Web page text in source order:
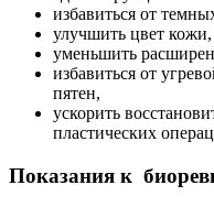
избавиться от
улучшить цвет кожи,
уменьшить
избавиться от
пятен,
ускорить
пластических
Показания к